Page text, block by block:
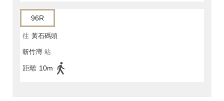
96R
往 黃石碼頭
斬竹灣 站
距離 10m